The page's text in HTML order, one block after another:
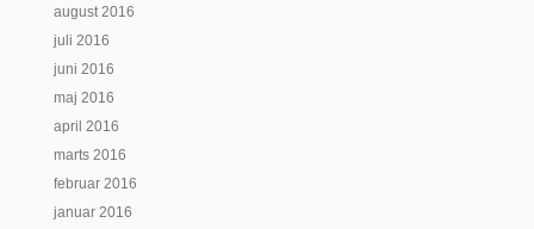
august 2016
juli 2016
juni 2016
maj 2016
april 2016
marts 2016
februar 2016
januar 2016